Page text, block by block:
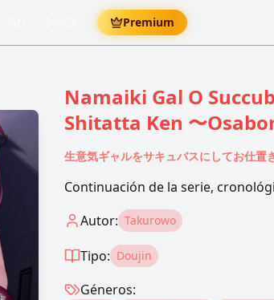
Premium
Namaiki Gal O
Shitatta Ken 〜
生意気ギャルをサキュバスにしてお仕置
Continuación de la serie,
Autor: Takurowo
Tipo: Doujin
Géneros: